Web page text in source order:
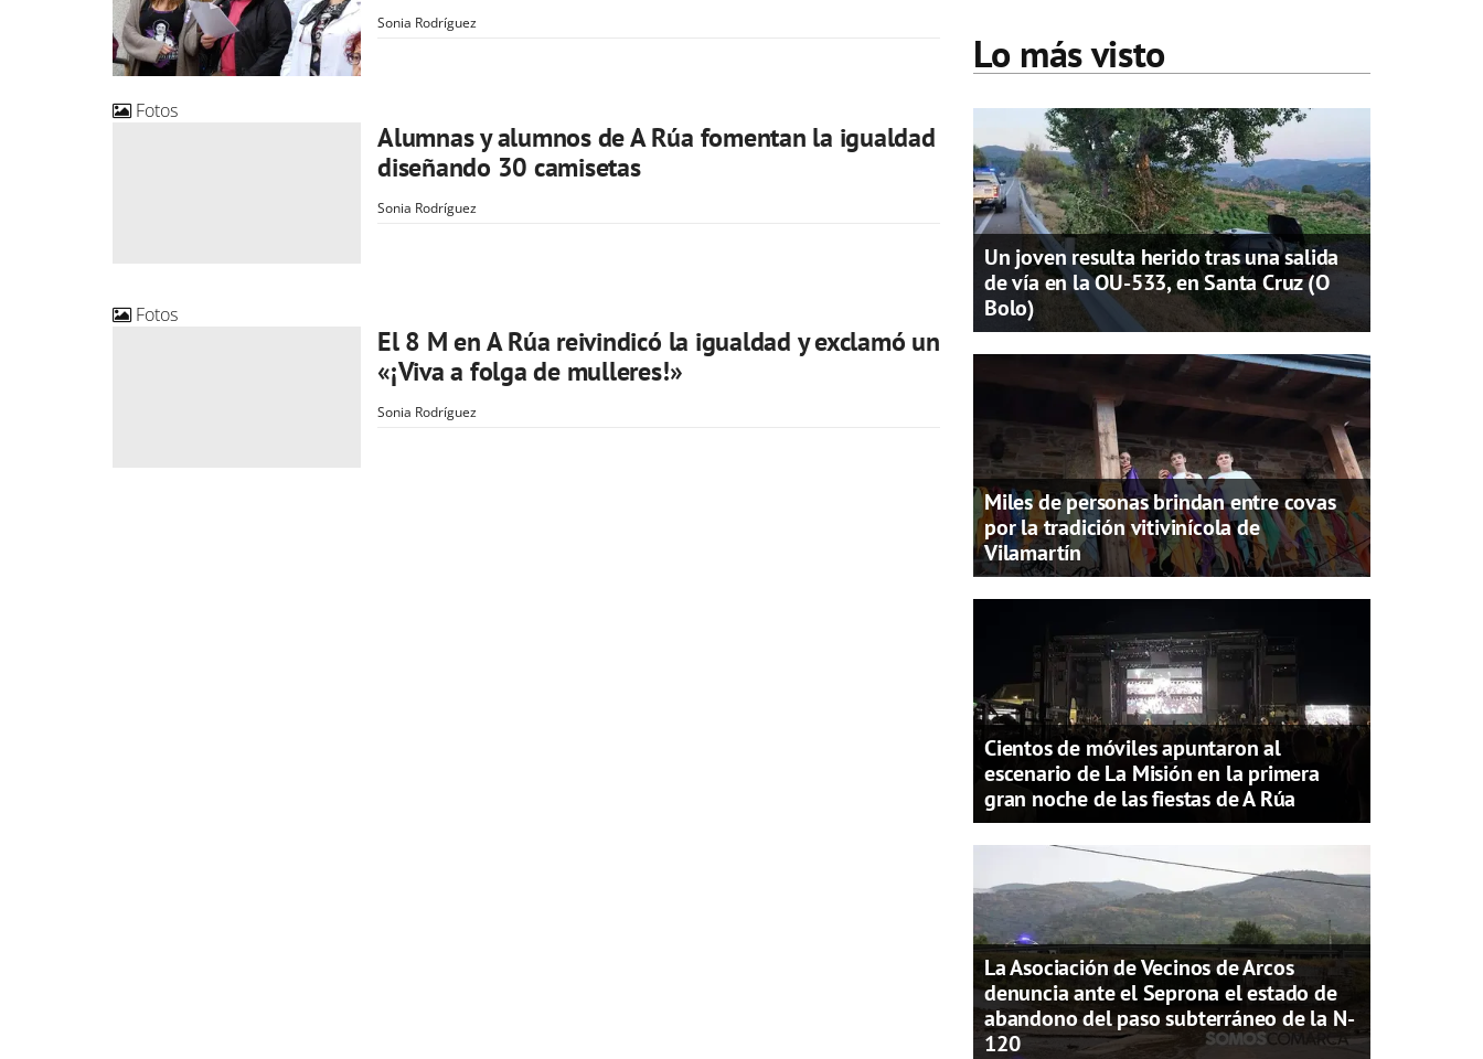
Sonia Rodríguez
Fotos
Alumnas y alumnos de A Rúa fomentan la igualdad
diseñando 30 camisetas
Sonia Rodríguez
Fotos
El 8 M en A Rúa reivindicó la igualdad y exclamó un
«¡Viva a folga de mulleres!»
Sonia Rodríguez
Lo más visto
Un joven resulta herido tras una salida
de vía en la OU-533, en Santa Cruz (O
Bolo)
Miles de personas brindan entre covas
por la tradición vitivinícola de
Vilamartín
Cientos de móviles apuntaron al
escenario de La Misión en la primera
gran noche de las fiestas de A Rúa
La Asociación de Vecinos de Arcos
denuncia ante el Seprona el estado de
abandono del paso subterráneo de la N-
120